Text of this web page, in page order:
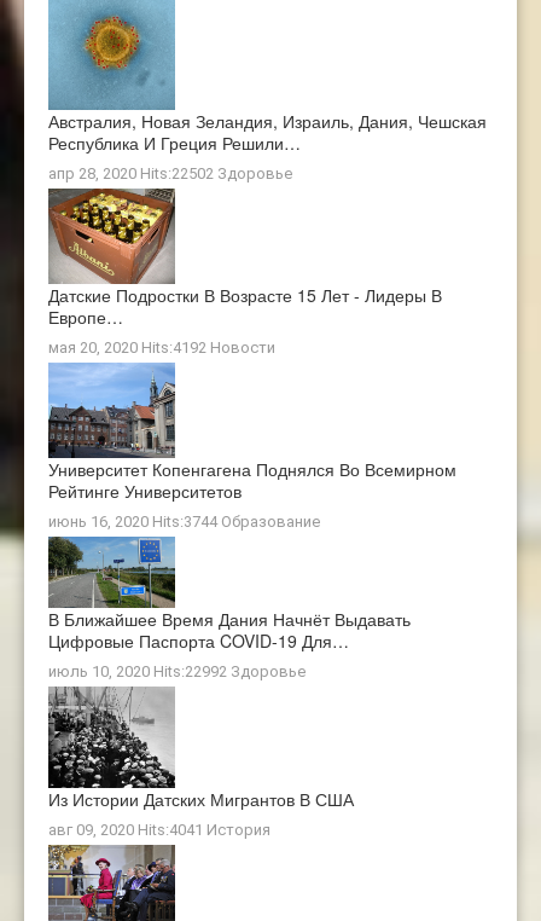
Австралия, Новая Зеландия, Израиль, Дания, Чешская
Республика И Греция Решили…
апр 28, 2020 Hits:22502 Здоровье
Датские Подростки В Возрасте 15 Лет - Лидеры В
Европе…
мая 20, 2020 Hits:4192 Новости
Университет Копенгагена Поднялся Во Всемирном
Рейтинге Университетов
июнь 16, 2020 Hits:3744 Образование
В Ближайшее Время Дания Начнёт Выдавать
Цифровые Паспорта COVID-19 Для…
июль 10, 2020 Hits:22992 Здоровье
Из Истории Датских Мигрантов В США
авг 09, 2020 Hits:4041 История